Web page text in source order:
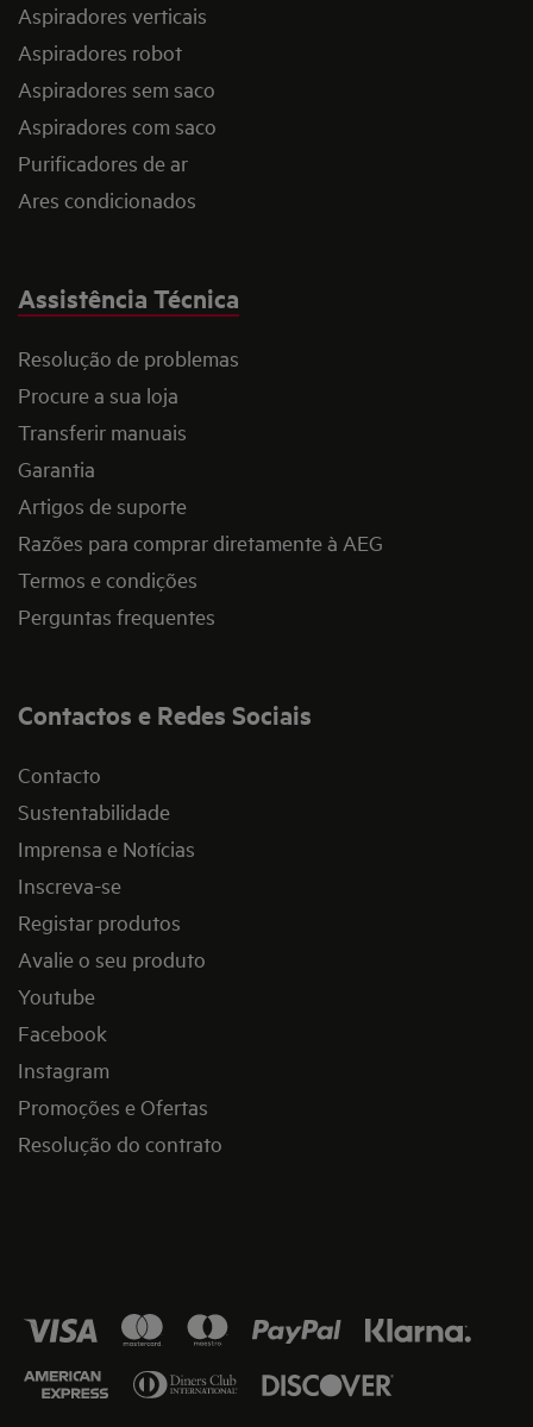
Aspiradores verticais
Aspiradores robot
Aspiradores sem saco
Aspiradores com saco
Purificadores de ar
Ares condicionados
Assistência Técnica
Resolução de problemas
Procure a sua loja
Transferir manuais
Garantia
Artigos de suporte
Razões para comprar diretamente à AEG
Termos e condições
Perguntas frequentes
Contactos e Redes Sociais
Contacto
Sustentabilidade
Imprensa e Notícias
Inscreva-se
Registar produtos
Avalie o seu produto
Youtube
Facebook
Instagram
Promoções e Ofertas
Resolução do contrato